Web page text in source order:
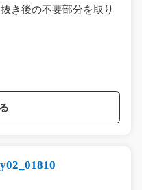
き後の不要部分を取り